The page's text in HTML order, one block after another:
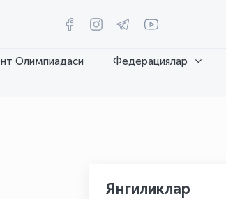
Олимпиадаси Федерациялар
Янгиликлар